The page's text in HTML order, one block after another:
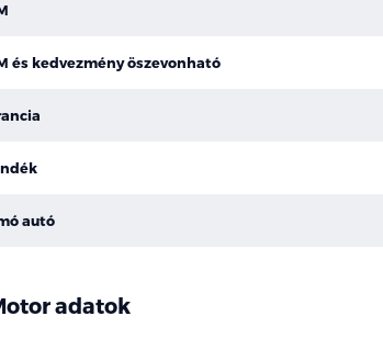
és kedvezmény öszevonható
autó
adatok